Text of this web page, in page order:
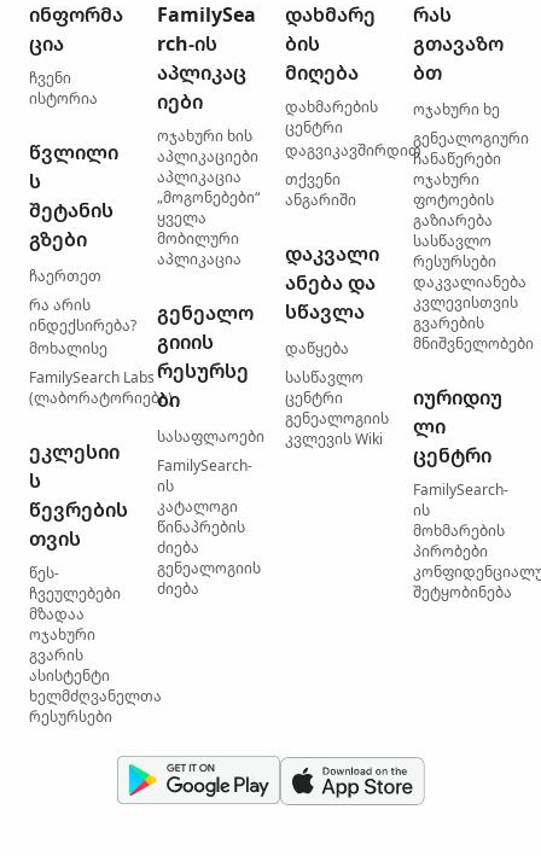
ინფორმა
ცია
ჩვენი
ისტორია
წვლილი
ს
შეტანის
გზები
ჩაერთეთ
რა არის
ინდექსირება?
მოხალისე
FamilySearch Labs
(ლაბორატორიები)
ეკლესიი
ს
წევრების
თვის
წეს-
ჩვეულებები
მზადაა
ოჯახური
გვარის
ასისტენტი
ხელმძღვანელთა
რესურსები
FamilySea
rch-ის
აპლიკაც
იები
ოჯახური ხის
აპლიკაციები
აპლიკაცია
„მოგონებები“
ყველა
მობილური
აპლიკაცია
გენეალო
გიიის
რესურსე
ბი
სასაფლაოები
FamilySearch-
ის
კატალოგი
წინაპრების
ძიება
გენეალოგიის
ძიება
დახმარე
ბის
მიღება
დახმარების
ცენტრი
დაგვიკავშირდით
თქვენი
ანგარიში
დაკვალი
ანება და
სწავლა
დაწყება
სასწავლო
ცენტრი
გენეალოგიის
კვლევის Wiki
რას
გთავაზო
ბთ
ოჯახური ხე
გენეალოგიური
ჩანაწერები
ოჯახური
ფოტოების
გაზიარება
სასწავლო
რესურსები
დაკვალიანება
კვლევისთვის
გვარების
მნიშვნელობები
იურიდიუ
ლი
ცენტრი
FamilySearch-
ის
მოხმარების
პირობები
შეტყობინება